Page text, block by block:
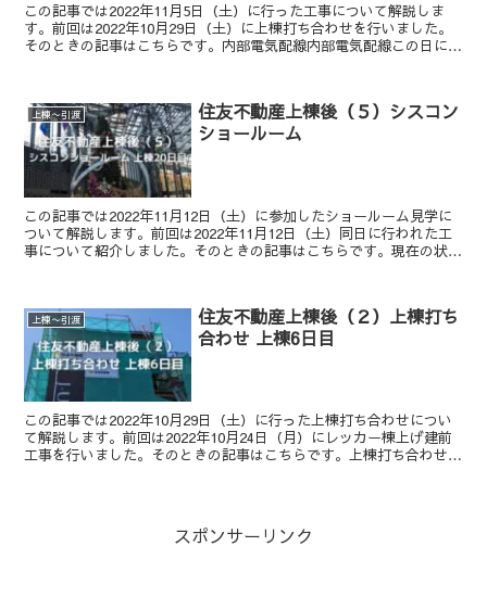
この記事では2022年11月5日（土）に行った工事について解説しま
す。前回は2022年10月29日（土）に上棟打ち合わせを行いました。
そのときの記事はこちらです。内部電気配線内部電気配線この日に報
上棟〜引渡
住友不動産上棟後（５）シスコン
ショールーム
この記事では2022年11月12日（土）に参加したショールーム見学に
ついて解説します。前回は2022年11月12日（土）同日に行われた工
事について紹介しました。そのときの記事はこちらです。現在の状況
上棟〜引渡
住友不動産上棟後（２）上棟打ち
合わせ 上棟6日目
この記事では2022年10月29日（土）に行った上棟打ち合わせについ
て解説します。前回は2022年10月24日（月）にレッカー棟上げ建前
工事を行いました。そのときの記事はこちらです。上棟打ち合わせと
スポンサーリンク